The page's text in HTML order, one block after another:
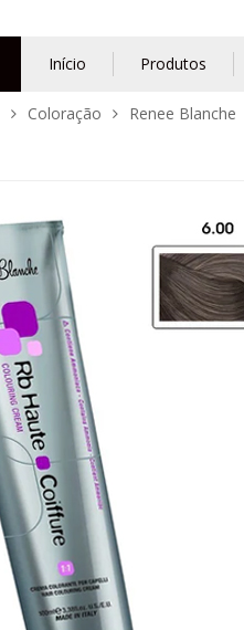
Início Produtos
Coloração Renee Blanche